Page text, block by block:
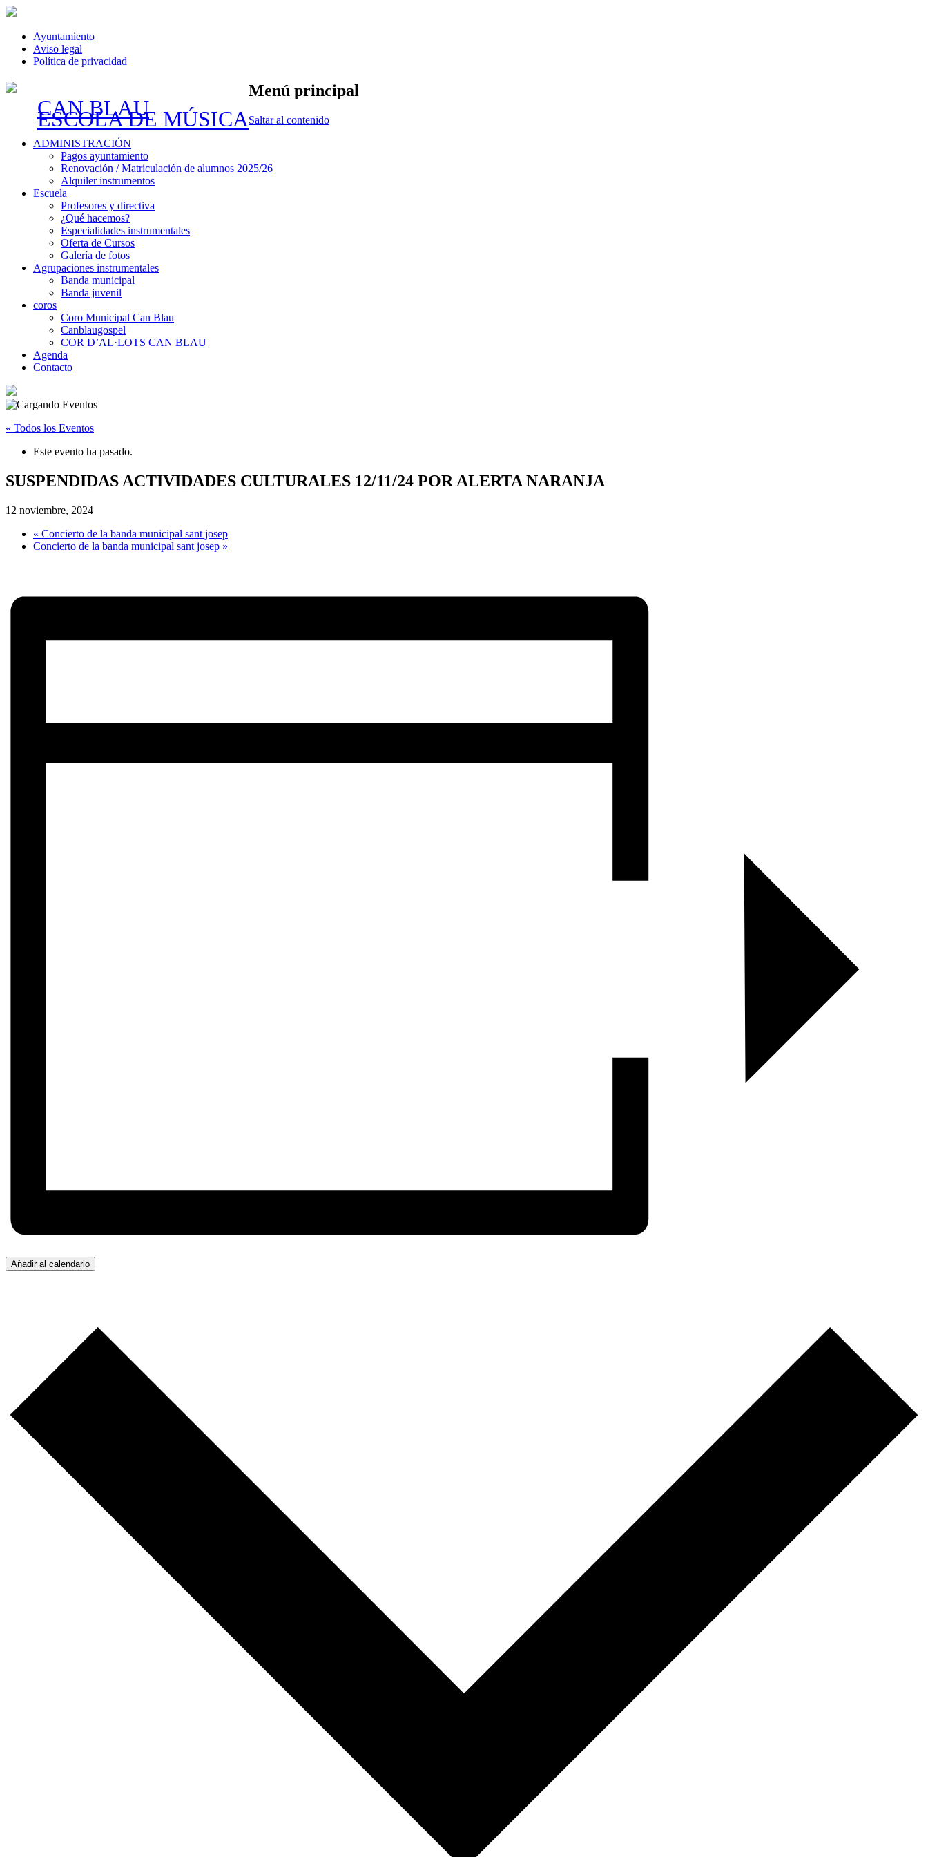
Ayuntamiento
Aviso legal
Política de privacidad
CAN BLAU
ESCOLA DE MÚSICA
Menú principal
Saltar al contenido
ADMINISTRACIÓN
Pagos ayuntamiento
Renovación / Matriculación de alumnos 2025/26
Alquiler instrumentos
Escuela
Profesores y directiva
¿Qué hacemos?
Especialidades instrumentales
Oferta de Cursos
Galería de fotos
Agrupaciones instrumentales
Banda municipal
Banda juvenil
coros
Coro Municipal Can Blau
Canblaugospel
COR D’AL·LOTS CAN BLAU
Agenda
Contacto
« Todos los Eventos
Este evento ha pasado.
SUSPENDIDAS ACTIVIDADES CULTURALES 12/11/24 POR ALERTA NARANJA
12 noviembre, 2024
« Concierto de la banda municipal sant josep
Concierto de la banda municipal sant josep »
Añadir al calendario